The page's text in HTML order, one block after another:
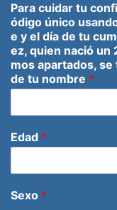
Para cuidar tu
ódigo único
e y el día de tu
ez, quien nació un
mos apartados,
de tu nombre *
Edad *
Sexo *